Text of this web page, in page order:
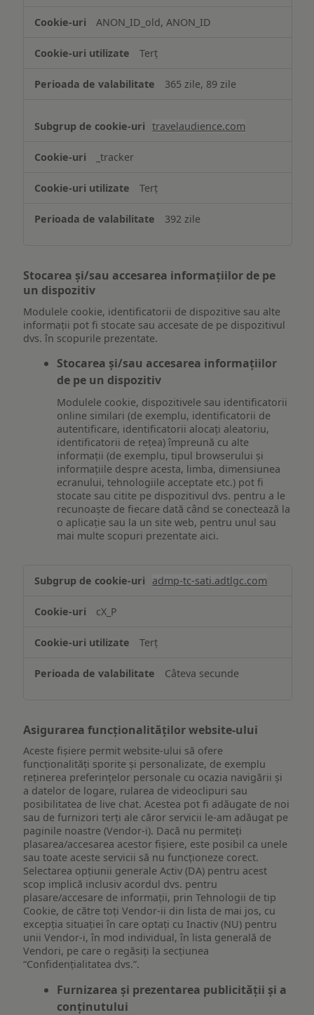
ANON_ID_old, ANON_ID
Terț
365 zile, 89 zile
travelaudience.com
_tracker
Terț
392 zile
Stocarea și/sau accesarea informațiilor de pe
un dispozitiv
Modulele cookie, identificatorii de dispozitive sau alte
informații pot fi stocate sau accesate de pe dispozitivul
dvs. în scopurile prezentate.
Stocarea și/sau accesarea informațiilor
de pe un dispozitiv
Modulele cookie, dispozitivele sau identificatorii
online similari (de exemplu, identificatorii de
autentificare, identificatorii alocați aleatoriu,
identificatorii de rețea) împreună cu alte
informații (de exemplu, tipul browserului și
informațiile despre acesta, limba, dimensiunea
ecranului, tehnologiile acceptate etc.) pot fi
stocate sau citite pe dispozitivul dvs. pentru a le
recunoaște de fiecare dată când se conectează la
o aplicație sau la un site web, pentru unul sau
mai multe scopuri prezentate aici.
și/sau
informațiilor
pe
dispozitiv
admp-tc-sati.adtlgc.com
cX_P
Terț
Câteva secunde
Asigurarea funcționalităților website-ului
Aceste fișiere permit website-ului să ofere
funcționalități sporite și personalizate, de exemplu
reţinerea preferinţelor personale cu ocazia navigării și
a datelor de logare, rularea de videoclipuri sau
posibilitatea de live chat. Acestea pot fi adăugate de noi
sau de furnizori terți ale căror servicii le-am adăugat pe
paginile noastre (Vendor-i). Dacă nu permiteți
plasarea/accesarea acestor fișiere, este posibil ca unele
sau toate aceste servicii să nu funcționeze corect.
Selectarea opțiunii generale Activ (DA) pentru acest
scop implică inclusiv acordul dvs. pentru
plasare/accesare de informații, prin Tehnologii de tip
Cookie, de către toți Vendor-ii din lista de mai jos, cu
excepția situației în care optați cu Inactiv (NU) pentru
unii Vendor-i, în mod individual, în lista generală de
Vendori, pe care o regăsiți la secțiunea
“Confidențialitatea dvs.”.
Furnizarea și prezentarea publicității și a
conținutului